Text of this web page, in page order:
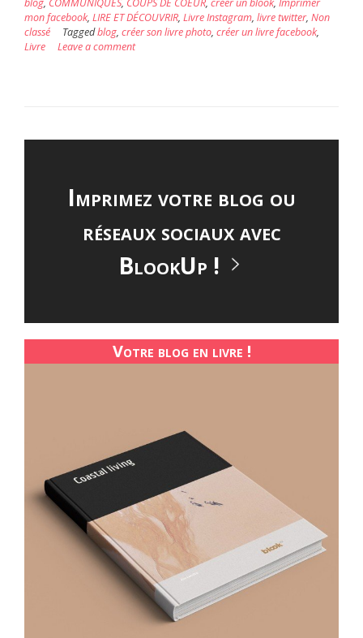
mon facebook, LIRE ET DÉCOUVRIR, Livre Instagram, livre twitter, Non
classé
Taggedblog, créer son livre photo, créer un livre facebook,
Livre
Leave a comment
Imprimez votre blog ou
réseaux sociaux avec
BlookUp !
Votre blog en livre !